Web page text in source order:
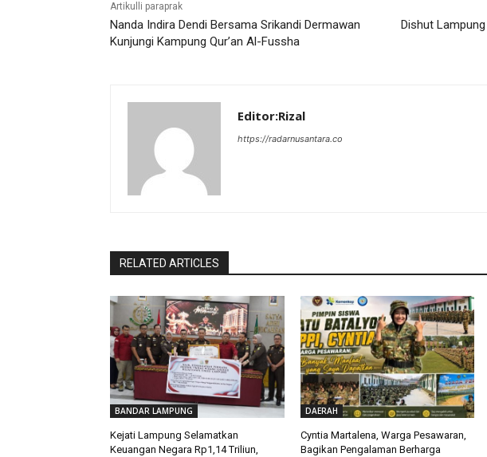
Artikulli paraprak
Nanda Indira Dendi Bersama Srikandi Dermawan
Kunjungi Kampung Qur’an Al-Fussha
Dishut
Editor:Rizal
https://radarnusantara.co
RELATED ARTICLES
BANDAR LAMPUNG
Kejati Lampung Selamatkan
Keuangan Negara Rp1,14 Triliun,
DAERAH
Cyntia Martalena, Warga Pesawaran,
Bagikan Pengalaman Berharga